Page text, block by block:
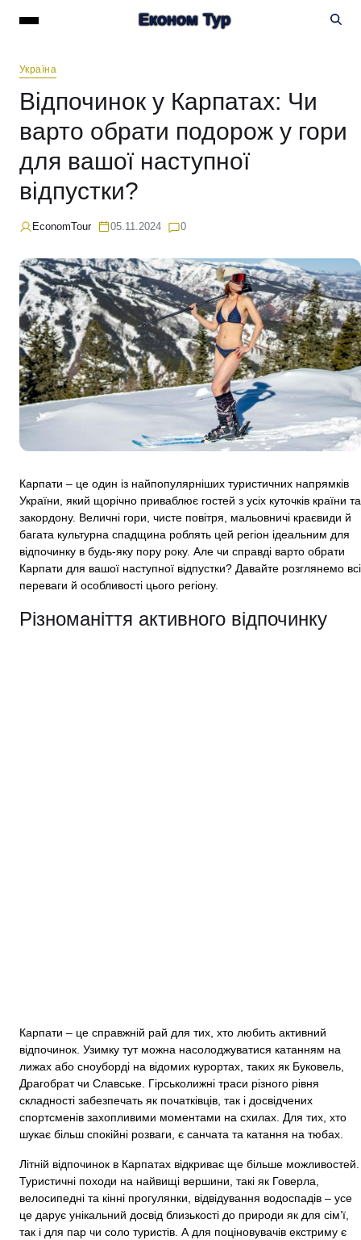
Економ Тур
Україна
Відпочинок у Карпатах: Чи
варто обрати подорож у гори
для вашої наступної
відпустки?
EconomTour 05.11.2024 0
Карпати – це один із найпопулярніших туристичних напрямків
України, який щорічно приваблює гостей з усіх куточків країни та
закордону. Величні гори, чисте повітря, мальовничі краєвиди й
багата культурна спадщина роблять цей регіон ідеальним для
відпочинку в будь-яку пору року. Але чи справді варто обрати
Карпати для вашої наступної відпустки? Давайте розглянемо всі
переваги й особливості цього регіону.
Різноманіття активного відпочинку
Карпати – це справжній рай для тих, хто любить активний
відпочинок. Узимку тут можна насолоджуватися катанням на
лижах або сноуборді на відомих курортах, таких як Буковель,
Драгобрат чи Славське. Гірськолижні траси різного рівня
складності забезпечать як початківців, так і досвідчених
спортсменів захопливими моментами на схилах. Для тих, хто
шукає більш спокійні розваги, є санчата та катання на тюбах.
Літній відпочинок в Карпатах відкриває ще більше можливостей.
Туристичні походи на найвищі вершини, такі як Говерла,
велосипедні та кінні прогулянки, відвідування водоспадів – усе
це дарує унікальний досвід близькості до природи як для сім’ї,
так і для пар чи соло туристів. А для поціновувачів екстриму є